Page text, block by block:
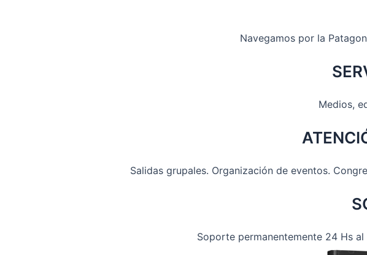
Navegamos por la
Medios,
Salidas grupales. Organización de eventos.
Soporte permanentemente 24 Hs